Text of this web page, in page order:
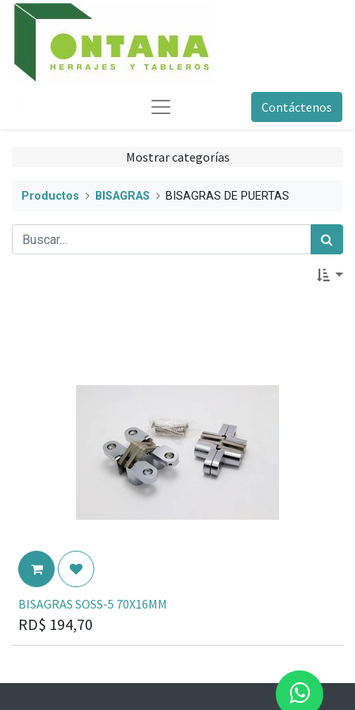
Contáctenos
Mostrar categorías
Productos BISAGRAS BISAGRAS DE PUERTAS
BISAGRAS SOSS-5 70X16MM
RD$ 194,70